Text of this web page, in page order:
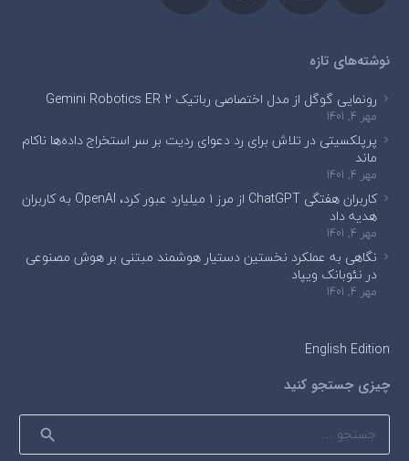
نوشته‌های تازه
رونمایی گوگل از مدل اختصاصی رباتیک Gemini Robotics ER 2
مهر 4, 1401
پرپلکسیتی در تلاش برای رد دعوای ردیت بر سر استخراج داده‌ها ناکام
ماند
مهر 4, 1401
کاربران هفتگی ChatGPT از مرز ۱ میلیارد عبور کرد، OpenAI به کاربران
هدیه داد
مهر 4, 1401
نگاهی به عملکرد نخستین دستیار هوشمند مبتنی بر هوش مصنوعی
در نئوبانک ویپاد
مهر 4, 1401
English Edition
چیزی جستجو کنید
جستجو
برای: